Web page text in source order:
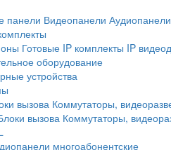
панели Видеопанели Аудиопанели
Готовые IP комплекты IP
оборудование
устройства
вызова Коммутаторы,
вызова Коммутаторы,
многоабонентские